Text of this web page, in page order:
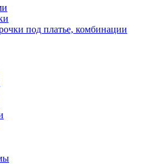
под платье, комбинации